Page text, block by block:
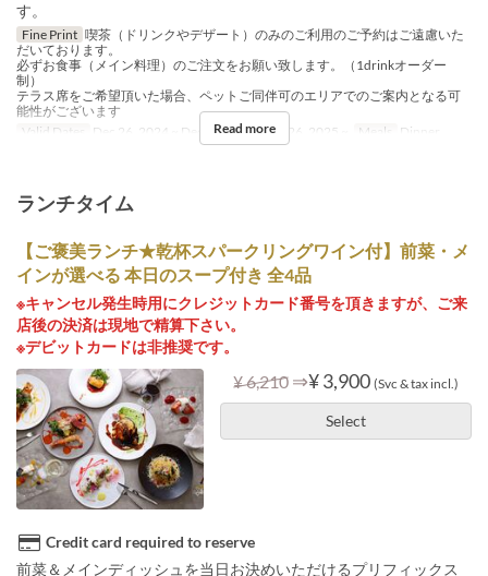
す。
Fine Print 喫茶（ドリンクやデザート）のみのご利用のご予約はご遠慮いた
だいております。
必ずお食事（メイン料理）のご注文をお願い致します。（1drinkオーダー
制）
テラス席をご希望頂いた場合、ペットご同伴可のエリアでのご案内となる可
能性がございます
Valid Dates
Dec 26, 2024 ~ Dec 18, 2025, Dec 26, 2025 ~ Meals Dinner
Read more
ランチタイム
【ご褒美ランチ★乾杯スパークリングワイン付】前菜・メ
インが選べる 本日のスープ付き 全4品
※キャンセル発生時用にクレジットカード番号を頂きますが、ご来
店後の決済は現地で精算下さい。
※デビットカードは非推奨です。
¥ 6,210 ⇒¥ 3,900 (Svc & tax incl.)
Select
Credit card required to reserve
前菜＆メインディッシュを当日お決めいただけるプリフィックス